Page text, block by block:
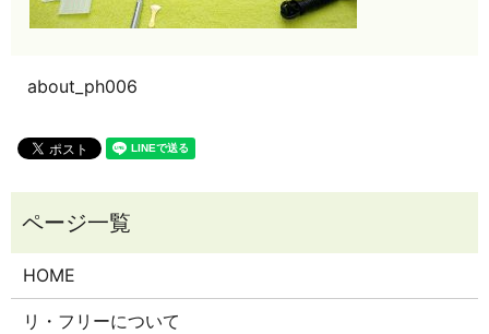
about_ph006
HOME
リ・フリーについて